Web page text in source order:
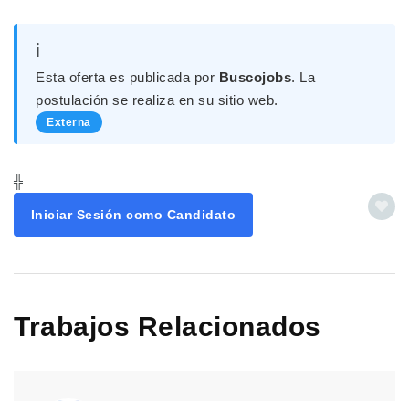
ℹ️
Esta oferta es publicada por Buscojobs. La
postulación se realiza en su sitio web.
Externa
╬
Iniciar Sesión como Candidato
Trabajos Relacionados